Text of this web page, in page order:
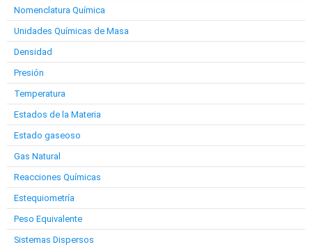
Nomenclatura Química
Unidades Químicas de Masa
Densidad
Presión
Temperatura
Estados de la Materia
Estado gaseoso
Gas Natural
Reacciones Químicas
Estequiometría
Peso Equivalente
Sistemas Dispersos